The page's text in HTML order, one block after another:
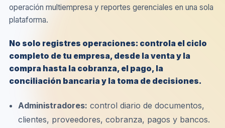
operación multiempresa y reportes gerenciales en una sola
plataforma.
No solo registres operaciones: controla el ciclo
completo de tu empresa, desde la venta y la
compra hasta la cobranza, el pago, la
conciliación bancaria y la toma de decisiones.
Administradores: control diario de documentos,
clientes, proveedores, cobranza, pagos y bancos.